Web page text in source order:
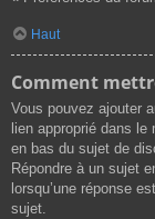
Haut
Comment
Vous pouvez ajouter
lien approprié dans
en bas du sujet de
Répondre à un sujet
lorsqu’une réponse
sujet.